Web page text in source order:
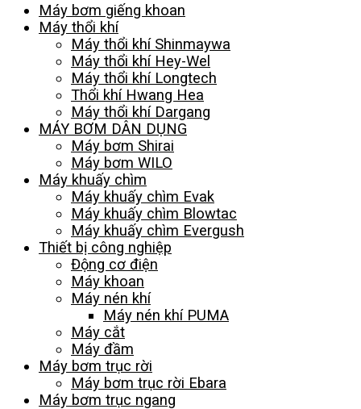
Máy bơm giếng khoan
Máy thổi khí
Máy thổi khí Shinmaywa
Máy thổi khí Hey-Wel
Máy thổi khí Longtech
Thổi khí Hwang Hea
Máy thổi khí Dargang
MÁY BƠM DÂN DỤNG
Máy bơm Shirai
Máy bơm WILO
Máy khuấy chìm
Máy khuấy chìm Evak
Máy khuấy chìm Blowtac
Máy khuấy chìm Evergush
Thiết bị công nghiệp
Động cơ điện
Máy khoan
Máy nén khí
Máy nén khí PUMA
Máy cắt
Máy đầm
Máy bơm trục rời
Máy bơm trục rời Ebara
Máy bơm trục ngang